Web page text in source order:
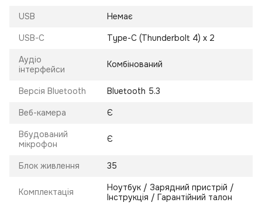
USB Немає
USB-C Type-C (Thunderbolt 4) x 2
Аудіо
інтерфейси
Комбінований
Версія Bluetooth Bluetooth 5.3
Веб-камера Є
Вбудований
мікрофон
Є
Блок живлення 35
Комплектація
Ноутбук / Зарядний пристрій /
Інструкція / Гарантійний талон